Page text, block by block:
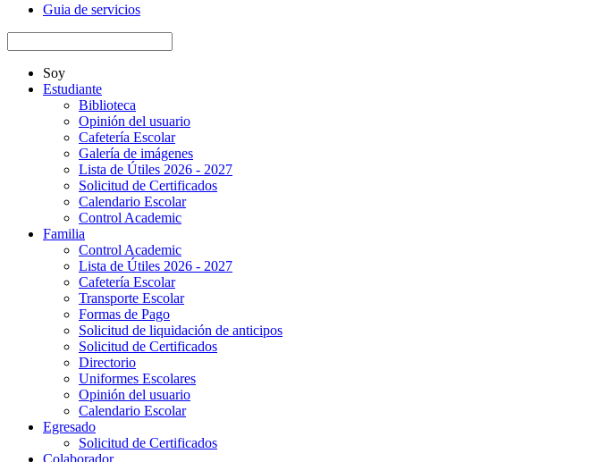
Guia de servicios
Soy
Estudiante
Biblioteca
Opinión del usuario
Cafetería Escolar
Galería de imágenes
Lista de Útiles 2026 - 2027
Solicitud de Certificados
Calendario Escolar
Control Academic
Familia
Control Academic
Lista de Útiles 2026 - 2027
Cafetería Escolar
Transporte Escolar
Formas de Pago
Solicitud de liquidación de anticipos
Solicitud de Certificados
Directorio
Uniformes Escolares
Opinión del usuario
Calendario Escolar
Egresado
Solicitud de Certificados
Colaborador